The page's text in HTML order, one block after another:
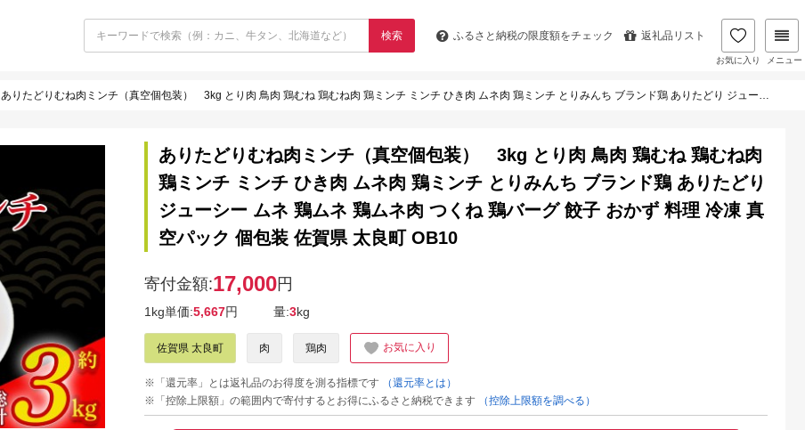
検索 ふるさと納税の限度額をチェック 返礼品リスト
お気に入り メニュー
ありたどりむね肉ミンチ（真空個包装） 3kg とり肉 鳥肉 鶏むね 鶏むね肉 鶏ミンチ ミンチ ひき肉 ムネ肉 鶏ミンチ とりみんち ブランド鶏 ありたどり ジューシー ムネ 鶏ムネ 鶏ムネ肉 つくね 鶏バーグ 餃子 おかず 料理 冷凍 真空パック 個包装 佐賀県 太良町 OB10
ありたどりむね肉ミンチ（真空個包装） 3kg とり肉 鳥肉 鶏むね 鶏むね肉
鶏ミンチ ミンチ ひき肉 ムネ肉 鶏ミンチ とりみんち ブランド鶏 ありたどり
ジューシー ムネ 鶏ムネ 鶏ムネ肉 つくね 鶏バーグ 餃子 おかず 料理 冷凍 真
空パック 個包装 佐賀県 太良町 OB10
寄付金額:17,000円
1kg単価:5,667円 量:3kg
佐賀県 太良町 肉 鶏肉 お気に入り
※「還元率」とは返礼品のお得度を測る指標です
（還元率とは）
※「控除上限額」の範囲内で寄付するとお得にふるさと納税できます
（控除上限額を調べる）